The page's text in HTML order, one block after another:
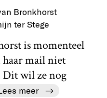
Bronkhorst
ter Stege
is momenteel
haar mail niet
Dit wil ze nog
meer